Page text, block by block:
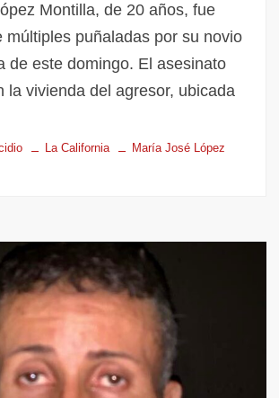
Montilla, de 20 años, fue
múltiples puñaladas por su novio
de este domingo. El asesinato
la vivienda del agresor, ubicada
La California
María José López